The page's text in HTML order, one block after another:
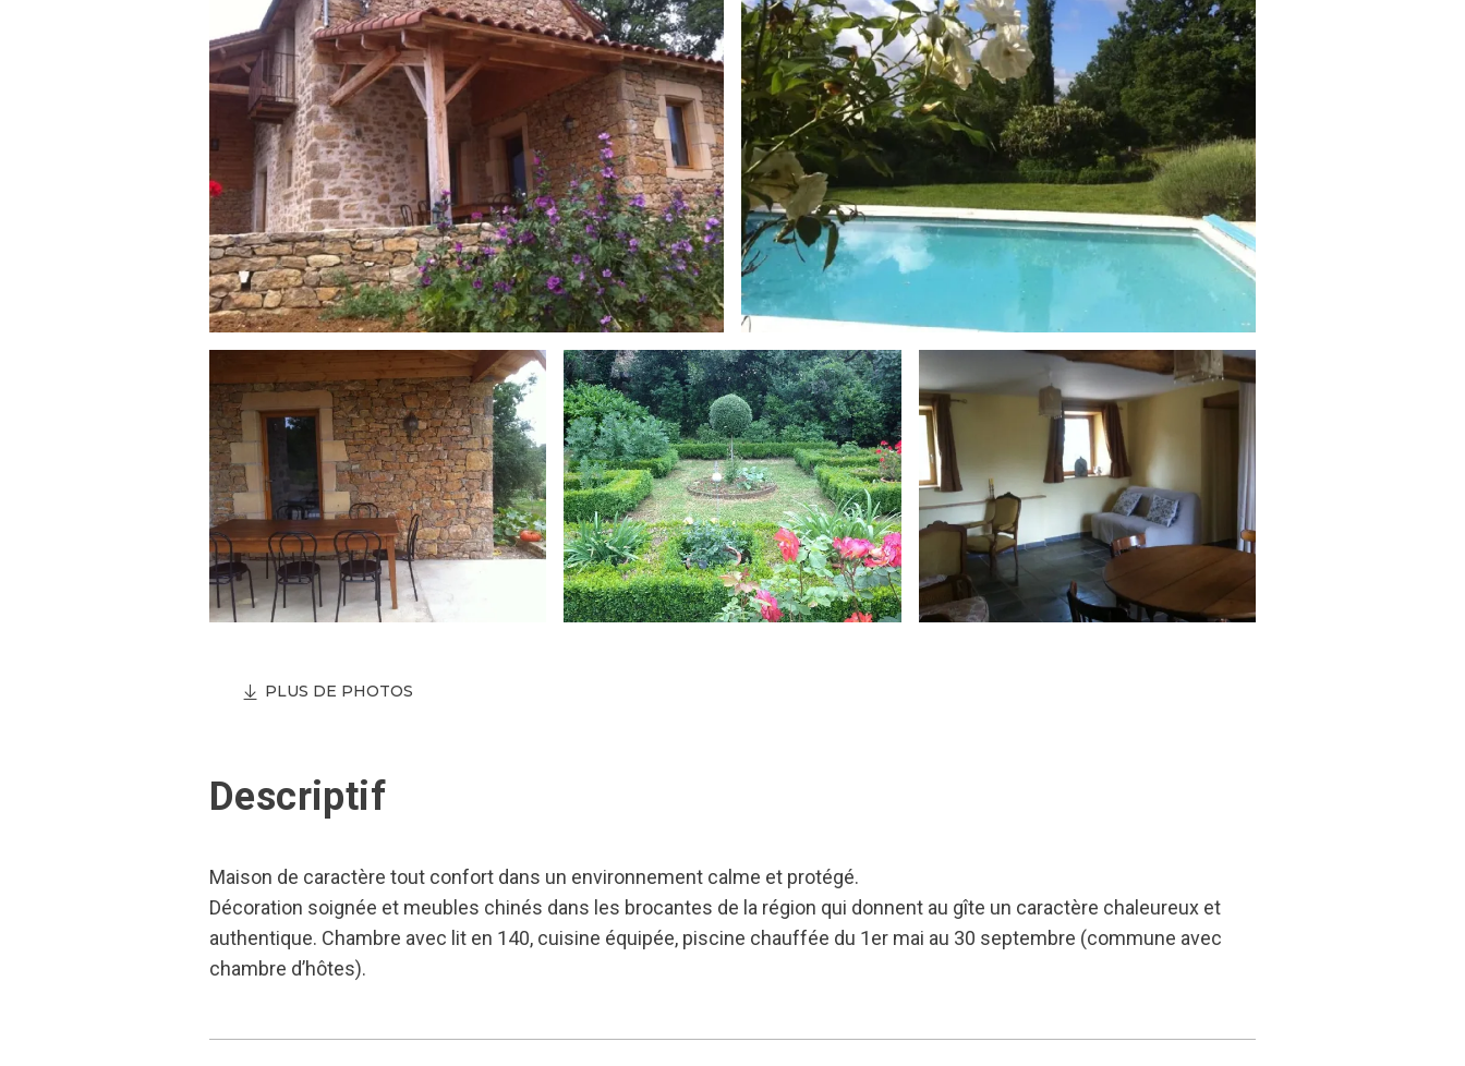
PLUS DE PHOTOS
Descriptif
Maison de caractère tout confort dans un environnement calme et protégé.
Décoration soignée et meubles chinés dans les brocantes de la région qui donnent au gîte un caractère chaleureux et
authentique. Chambre avec lit en 140, cuisine équipée, piscine chauffée du 1er mai au 30 septembre (commune avec
chambre d’hôtes).